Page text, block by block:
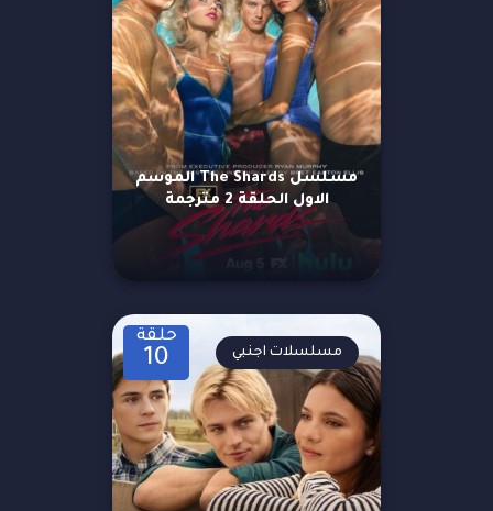
مسلسل The Shards الموسم
الاول الحلقة 2 مترجمة
حلقة
10 مسلسلات اجنبي